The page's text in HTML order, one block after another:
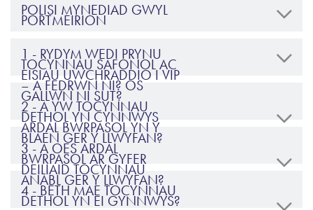
POLISI MYNEDIAD GWYL
PORTMEIRION
1 - RYDYM WEDI PRYNU
TOCYNNAU SAFONOL AC
EISIAU UWCHRADDIO I VIP
– A FEDRWN NI? OS
GALLWN NI SUT?
2 - A YW TOCYNNAU
DETHOL YN CYNNWYS
ARDAL BWRPASOL YN Y
BLAEN GER Y LLWYFAN?
3 - A OES ARDAL
BWRPASOL AR GYFER
DEILIAID TOCYNNAU
ANABL GER Y LLWYFAN?
4 - BETH MAE TOCYNNAU
DETHOL YN EI GYNNWYS?